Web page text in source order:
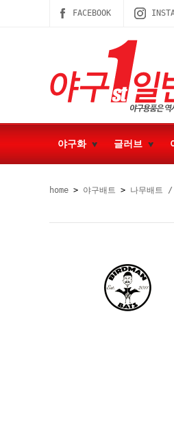
FACEBOOK
야구화 글러브
home > 야구배트 > 나무배트 /